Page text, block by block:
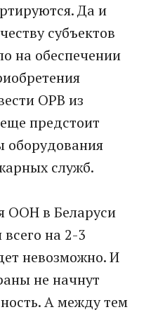
Да и
субъектов
на обеспечении
ОРВ из
предстоит
оборудования
служб.
ООН в Беларуси
на 2-3
невозможно. И
не начнут
А между тем